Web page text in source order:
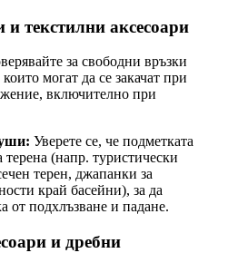
и текстилни аксесоари
за свободни връзки
могат да се закачат при
включително при
Уверете се, че подметката
терена (напр. туристически
терен, джапанки за
край басейни), за да
от подхлъзване и падане.
и дребни